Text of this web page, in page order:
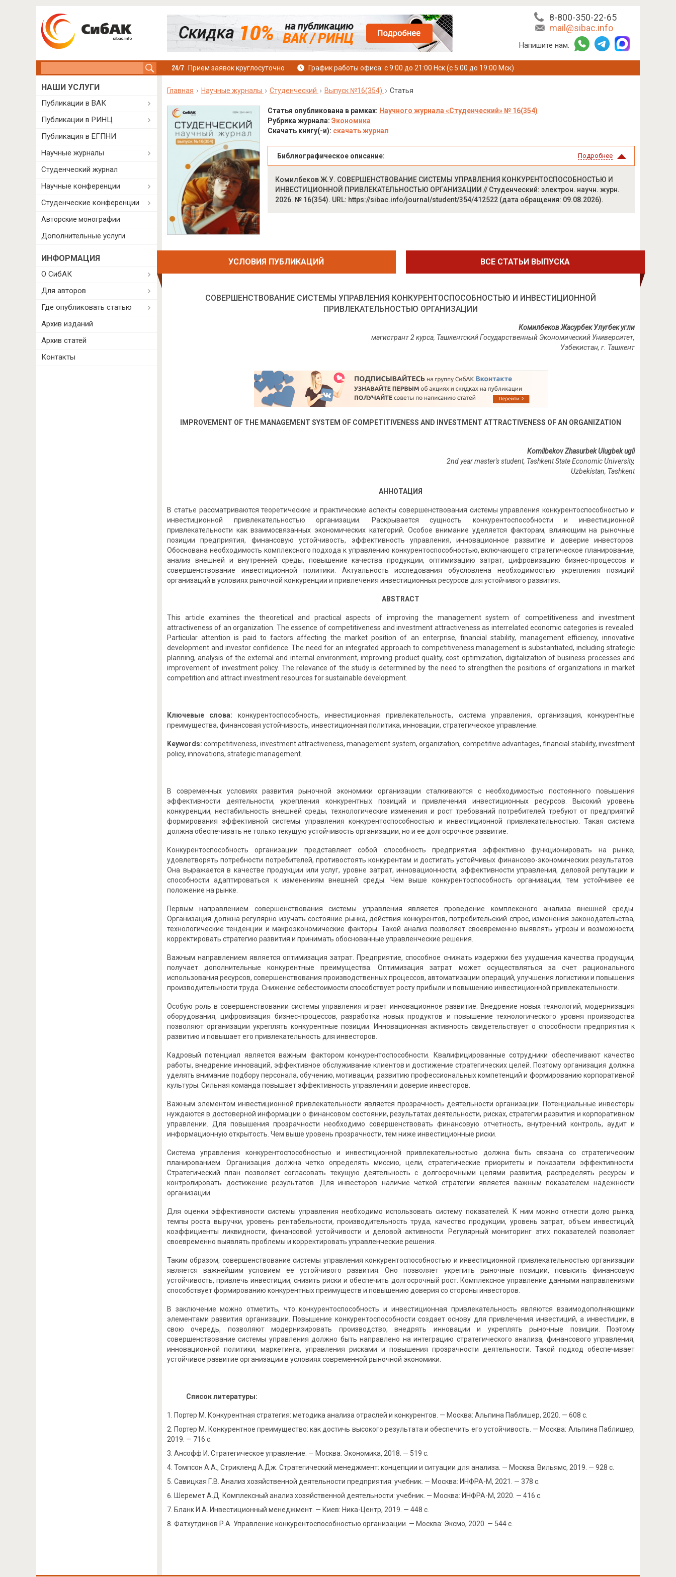
8-800-350-22-65
mail@sibac.info
Напишите нам:
Прием заявок круглосуточно График работы офиса: с 9:00 до 21:00 Нск (с 5:00 до 19:00 Мск)
Главная Научные журналы Студенческий Выпуск №16(354) Статья
Статья опубликована в рамках: Научного журнала «Студенческий» № 16(354)
Рубрика журнала: Экономика
Скачать книгу(-и): скачать журнал
Библиографическое описание: Подробнее
Комилбеков Ж.У. СОВЕРШЕНСТВОВАНИЕ СИСТЕМЫ УПРАВЛЕНИЯ КОНКУРЕНТОСПОСОБНОСТЬЮ И
ИНВЕСТИЦИОННОЙ ПРИВЛЕКАТЕЛЬНОСТЬЮ ОРГАНИЗАЦИИ // Студенческий: электрон. научн. журн.
2026. № 16(354). URL: https://sibac.info/journal/student/354/412522 (дата обращения: 09.08.2026).
УСЛОВИЯ ПУБЛИКАЦИЙ ВСЕ СТАТЬИ ВЫПУСКА
СОВЕРШЕНСТВОВАНИЕ СИСТЕМЫ УПРАВЛЕНИЯ КОНКУРЕНТОСПОСОБНОСТЬЮ И ИНВЕСТИЦИОННОЙ
ПРИВЛЕКАТЕЛЬНОСТЬЮ ОРГАНИЗАЦИИ
Комилбеков Жасурбек Улугбек угли
магистрант 2 курса, Ташкентский Государственный Экономический Университет,
Узбекистан, г. Ташкент
IMPROVEMENT OF THE MANAGEMENT SYSTEM OF COMPETITIVENESS AND INVESTMENT ATTRACTIVENESS OF AN ORGANIZATION
Komilbekov Zhasurbek Ulugbek ugli
2nd year master's student, Tashkent State Economic University,
Uzbekistan, Tashkent
АННОТАЦИЯ
В статье рассматриваются теоретические и практические аспекты совершенствования системы управления конкурентоспособностью и
инвестиционной привлекательностью организации. Раскрывается сущность конкурентоспособности и инвестиционной
привлекательности как взаимосвязанных экономических категорий. Особое внимание уделяется факторам, влияющим на рыночные
позиции предприятия, финансовую устойчивость, эффективность управления, инновационное развитие и доверие инвесторов.
Обоснована необходимость комплексного подхода к управлению конкурентоспособностью, включающего стратегическое планирование,
анализ внешней и внутренней среды, повышение качества продукции, оптимизацию затрат, цифровизацию бизнес-процессов и
совершенствование инвестиционной политики. Актуальность исследования обусловлена необходимостью укрепления позиций
организаций в условиях рыночной конкуренции и привлечения инвестиционных ресурсов для устойчивого развития.
ABSTRACT
This article examines the theoretical and practical aspects of improving the management system of competitiveness and investment
attractiveness of an organization. The essence of competitiveness and investment attractiveness as interrelated economic categories is revealed.
Particular attention is paid to factors affecting the market position of an enterprise, financial stability, management efficiency, innovative
development and investor confidence. The need for an integrated approach to competitiveness management is substantiated, including strategic
planning, analysis of the external and internal environment, improving product quality, cost optimization, digitalization of business processes and
improvement of investment policy. The relevance of the study is determined by the need to strengthen the positions of organizations in market
competition and attract investment resources for sustainable development.
Ключевые слова: конкурентоспособность, инвестиционная привлекательность, система управления, организация, конкурентные
преимущества, финансовая устойчивость, инвестиционная политика, инновации, стратегическое управление.
Keywords:competitiveness, investment attractiveness, management system, organization, competitive advantages, financial stability, investment
policy, innovations, strategic management.
В современных условиях развития рыночной экономики организации сталкиваются с необходимостью постоянного повышения
эффективности деятельности, укрепления конкурентных позиций и привлечения инвестиционных ресурсов. Высокий уровень
конкуренции, нестабильность внешней среды, технологические изменения и рост требований потребителей требуют от предприятий
формирования эффективной системы управления конкурентоспособностью и инвестиционной привлекательностью. Такая система
должна обеспечивать не только текущую устойчивость организации, но и ее долгосрочное развитие.
Конкурентоспособность организации представляет собой способность предприятия эффективно функционировать на рынке,
удовлетворять потребности потребителей, противостоять конкурентам и достигать устойчивых финансово-экономических результатов.
Она выражается в качестве продукции или услуг, уровне затрат, инновационности, эффективности управления, деловой репутации и
способности адаптироваться к изменениям внешней среды. Чем выше конкурентоспособность организации, тем устойчивее ее
положение на рынке.
Первым направлением совершенствования системы управления является проведение комплексного анализа внешней среды.
Организация должна регулярно изучать состояние рынка, действия конкурентов, потребительский спрос, изменения законодательства,
технологические тенденции и макроэкономические факторы. Такой анализ позволяет своевременно выявлять угрозы и возможности,
корректировать стратегию развития и принимать обоснованные управленческие решения.
Важным направлением является оптимизация затрат. Предприятие, способное снижать издержки без ухудшения качества продукции,
получает дополнительные конкурентные преимущества. Оптимизация затрат может осуществляться за счет рационального
использования ресурсов, совершенствования производственных процессов, автоматизации операций, улучшения логистики и повышения
производительности труда. Снижение себестоимости способствует росту прибыли и повышению инвестиционной привлекательности.
Особую роль в совершенствовании системы управления играет инновационное развитие. Внедрение новых технологий, модернизация
оборудования, цифровизация бизнес-процессов, разработка новых продуктов и повышение технологического уровня производства
позволяют организации укреплять конкурентные позиции. Инновационная активность свидетельствует о способности предприятия к
развитию и повышает его привлекательность для инвесторов.
Кадровый потенциал является важным фактором конкурентоспособности. Квалифицированные сотрудники обеспечивают качество
работы, внедрение инноваций, эффективное обслуживание клиентов и достижение стратегических целей. Поэтому организация должна
уделять внимание подбору персонала, обучению, мотивации, развитию профессиональных компетенций и формированию корпоративной
культуры. Сильная команда повышает эффективность управления и доверие инвесторов.
Важным элементом инвестиционной привлекательности является прозрачность деятельности организации. Потенциальные инвесторы
нуждаются в достоверной информации о финансовом состоянии, результатах деятельности, рисках, стратегии развития и корпоративном
управлении. Для повышения прозрачности необходимо совершенствовать финансовую отчетность, внутренний контроль, аудит и
информационную открытость. Чем выше уровень прозрачности, тем ниже инвестиционные риски.
Система управления конкурентоспособностью и инвестиционной привлекательностью должна быть связана со стратегическим
планированием. Организация должна четко определять миссию, цели, стратегические приоритеты и показатели эффективности.
Стратегический план позволяет согласовать текущую деятельность с долгосрочными целями развития, распределять ресурсы и
контролировать достижение результатов. Для инвесторов наличие четкой стратегии является важным показателем надежности
организации.
Для оценки эффективности системы управления необходимо использовать систему показателей. К ним можно отнести долю рынка,
темпы роста выручки, уровень рентабельности, производительность труда, качество продукции, уровень затрат, объем инвестиций,
коэффициенты ликвидности, финансовой устойчивости и деловой активности. Регулярный мониторинг этих показателей позволяет
своевременно выявлять проблемы и корректировать управленческие решения.
Таким образом, совершенствование системы управления конкурентоспособностью и инвестиционной привлекательностью организации
является важнейшим условием ее устойчивого развития. Оно позволяет укрепить рыночные позиции, повысить финансовую
устойчивость, привлечь инвестиции, снизить риски и обеспечить долгосрочный рост. Комплексное управление данными направлениями
способствует формированию конкурентных преимуществ и повышению доверия со стороны инвесторов.
В заключение можно отметить, что конкурентоспособность и инвестиционная привлекательность являются взаимодополняющими
элементами развития организации. Повышение конкурентоспособности создает основу для привлечения инвестиций, а инвестиции, в
свою очередь, позволяют модернизировать производство, внедрять инновации и укреплять рыночные позиции. Поэтому
совершенствование системы управления должно быть направлено на интеграцию стратегического анализа, финансового управления,
инновационной политики, маркетинга, управления рисками и повышения прозрачности деятельности. Такой подход обеспечивает
устойчивое развитие организации в условиях современной рыночной экономики.
Список литературы:
Портер М. Конкурентная стратегия: методика анализа отраслей и конкурентов. — Москва: Альпина Паблишер, 2020. — 608 с.
Портер М. Конкурентное преимущество: как достичь высокого результата и обеспечить его устойчивость. — Москва: Альпина Паблишер,
2019. — 716 с.
Ансофф И. Стратегическое управление. — Москва: Экономика, 2018. — 519 с.
Томпсон А.А., Стрикленд А.Дж. Стратегический менеджмент: концепции и ситуации для анализа. — Москва: Вильямс, 2019. — 928 с.
Савицкая Г.В. Анализ хозяйственной деятельности предприятия: учебник. — Москва: ИНФРА-М, 2021. — 378 с.
Шеремет А.Д. Комплексный анализ хозяйственной деятельности: учебник. — Москва: ИНФРА-М, 2020. — 416 с.
Бланк И.А. Инвестиционный менеджмент. — Киев: Ника-Центр, 2019. — 448 с.
Фатхутдинов Р.А. Управление конкурентоспособностью организации. — Москва: Эксмо, 2020. — 544 с.
НАШИ УСЛУГИ
Публикации в ВАК
Публикации в РИНЦ
Публикация в ЕГПНИ
Научные журналы
Студенческий журнал
Научные конференции
Студенческие конференции
Авторские монографии
Дополнительные услуги
ИНФОРМАЦИЯ
О СибАК
Для авторов
Где опубликовать статью
Архив изданий
Архив статей
Контакты